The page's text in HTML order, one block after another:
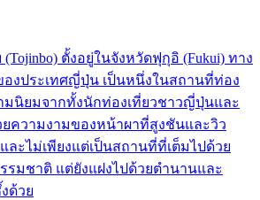
ตั้งอยู่ในจังหวัดฟุกุอิ (Fukui) ทาง
งประเทศญี่ปุ่น เป็นหนึ่งในสถานที่ท่อง
มนิยมจากทั้งนักท่องเที่ยวชาวญี่ปุ่นและ
ยความงามของหน้าผาที่สูงชันและวิว
ะไม่เพียงแต่เป็นสถานที่ที่เต็มไปด้วย
รมชาติ แต่ยังแฝงไปด้วยตำนานและ
ด้วย